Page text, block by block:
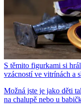
S těmito figurkami si
vzácností ve vitrínách a
Možná jste je jako děti
na chalupě nebo u